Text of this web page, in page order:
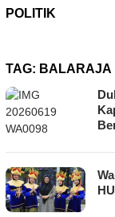
POLITIK
TAG: BALARAJA